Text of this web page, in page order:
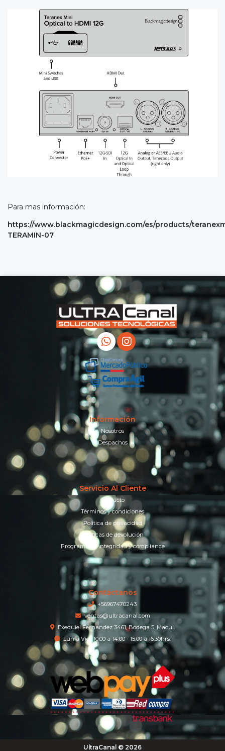
Para mas información:
https://www.blackmagicdesign.com/es/products/
TERAMIN-07
Información
Nosotros
Despachos
Servicio Al Cliente
Contacto
Términos y condiciones
Política de privacidad
Políticas de devolución
Programa de integridad y compliance
Contáctanos
+56967470243
ventas@ultracanal.com
Exequiel Fernandez 3461, Bodega 5, Macul.
Lun a Vier 10:00 a 14:00 - 15:00 a 16:30hrs.
UltraCanal © 2026